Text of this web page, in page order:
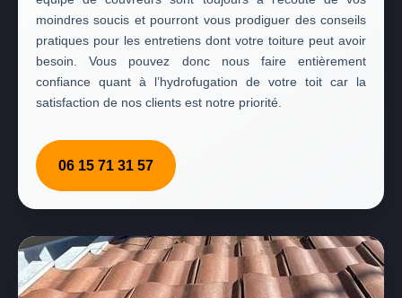
moindres soucis et pourront vous prodiguer des conseils
pratiques pour les entretiens dont votre toiture peut avoir
besoin. Vous pouvez donc nous faire entièrement
confiance quant à l’hydrofugation de votre toit car la
satisfaction de nos clients est notre priorité.
06 15 71 31 57